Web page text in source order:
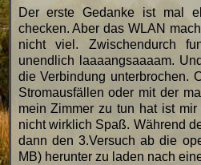
Der erste Gedanke ist mal
checken. Aber das WLAN
nicht viel. Zwischendurch
unendlich laaaangsaaaam.
die Verbindung unterbrochen.
Stromausfällen oder mit der
mein Zimmer zu tun hat ist
nicht wirklich Spaß. Während
dann den 3.Versuch ab die
MB) herunter zu laden nach